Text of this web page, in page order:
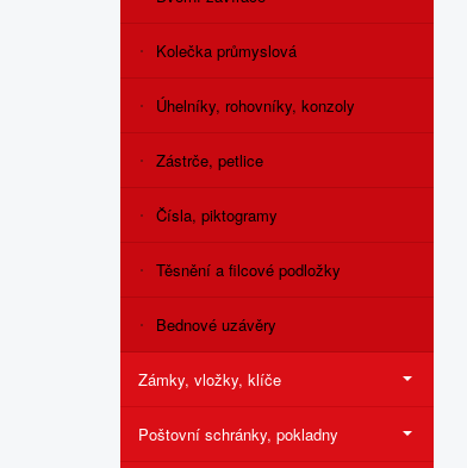
Kolečka průmyslová
Úhelníky, rohovníky, konzoly
Zástrče, petlice
Čísla, piktogramy
Těsnění a filcové podložky
Bednové uzávěry
Zámky, vložky, klíče
Poštovní schránky, pokladny